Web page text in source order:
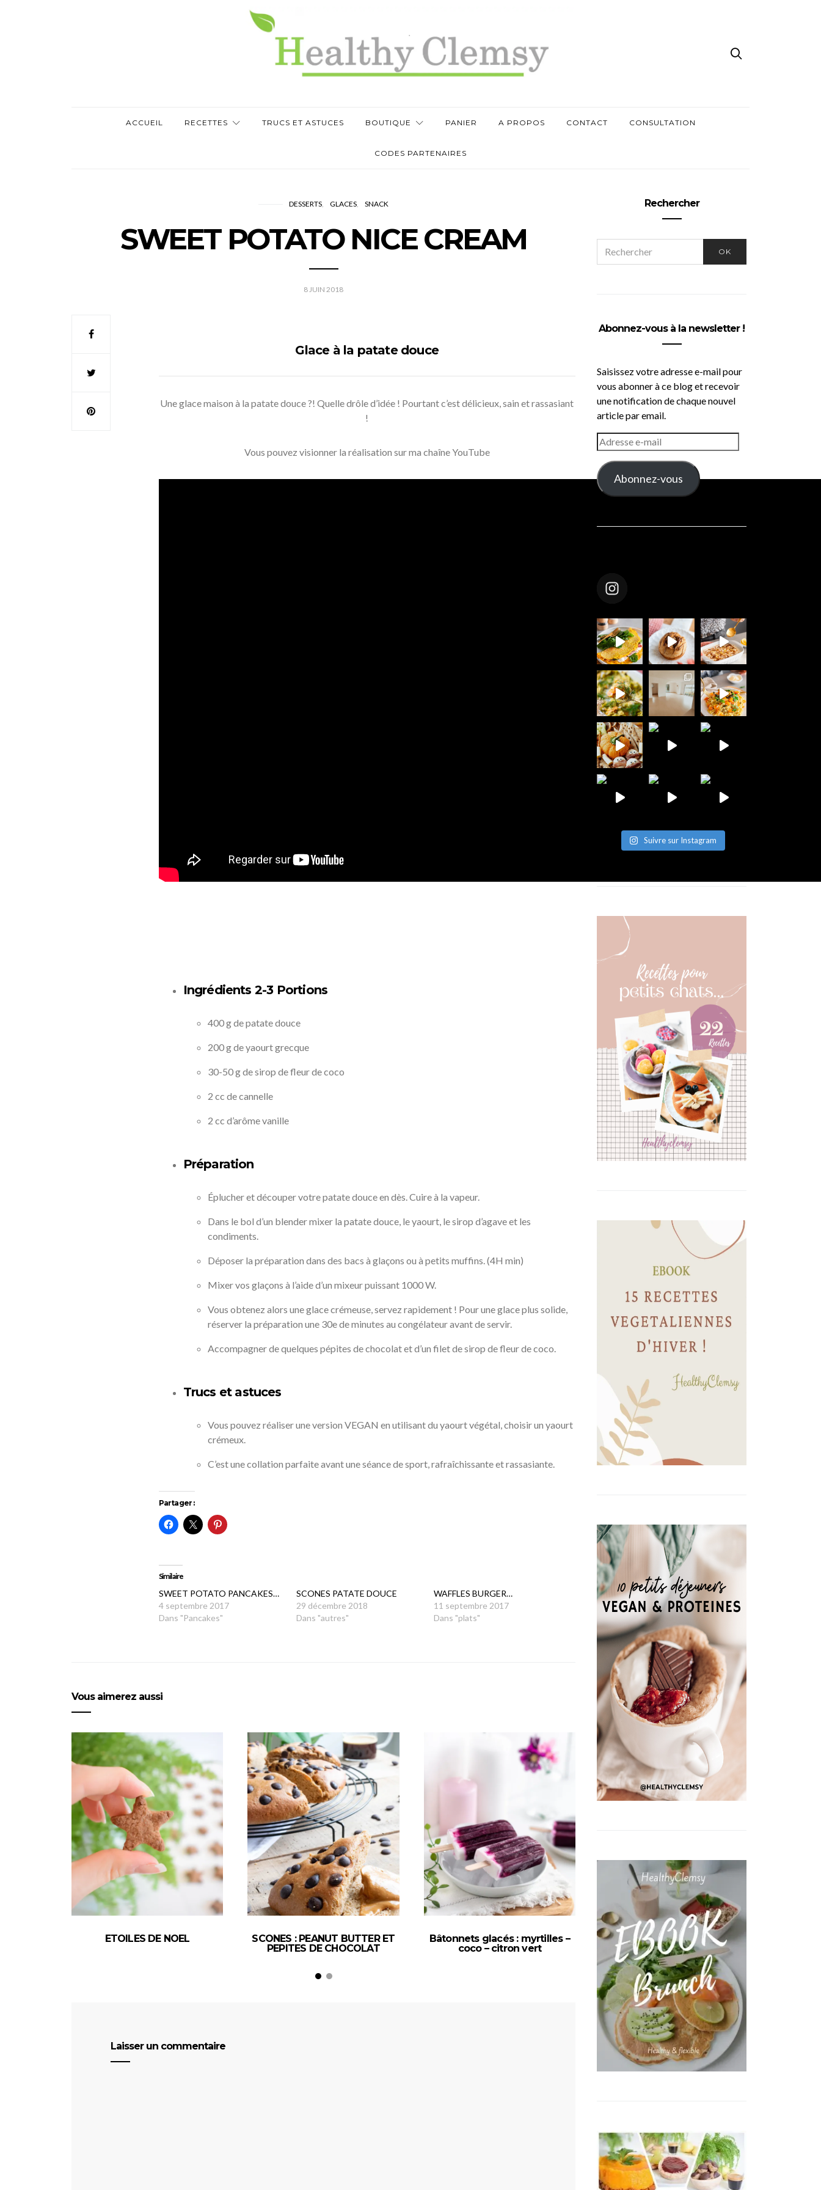
ACCUEIL RECETTES TRUCS ET ASTUCES BOUTIQUE PANIER A PROPOS CONTACT CONSULTATION
CODES PARTENAIRES
DESSERTS GLACES SNACK
SWEET POTATO NICE CREAM
8 JUIN 2018
Glace à la patate douce
Une glace maison à la patate douce ?! Quelle drôle d’idée ! Pourtant c’est délicieux, sain et rassasiant
!
Vous pouvez visionner la réalisation sur ma chaîne YouTube
Ingrédients 2-3 Portions
400 g de patate douce
200 g de yaourt grecque
30-50 g de sirop de fleur de coco
2 cc de cannelle
2 cc d’arôme vanille
Préparation
Éplucher et découper votre patate douce en dès. Cuire à la vapeur.
Dans le bol d’un blender mixer la patate douce, le yaourt, le sirop d’agave et les
condiments.
Déposer la préparation dans des bacs à glaçons ou à petits muffins. (4H min)
Mixer vos glaçons à l’aide d’un mixeur puissant 1000 W.
Vous obtenez alors une glace crémeuse, servez rapidement ! Pour une glace plus solide,
réserver la préparation une 30e de minutes au congélateur avant de servir.
Accompagner de quelques pépites de chocolat et d’un filet de sirop de fleur de coco.
Trucs et astuces
Vous pouvez réaliser une version VEGAN en utilisant du yaourt végétal, choisir un yaourt
crémeux.
C’est une collation parfaite avant une séance de sport, rafraîchissante et rassasiante.
Partager :
Similaire
SWEET POTATO PANCAKES…
4 septembre 2017
Dans "Pancakes"
SCONES PATATE DOUCE
29 décembre 2018
Dans "autres"
WAFFLES BURGER…
11 septembre 2017
Dans "plats"
Vous aimerez aussi
ETOILES DE NOEL
SCONES : PEANUT BUTTER ET
PEPITES DE CHOCOLAT
Bâtonnets glacés : myrtilles –
coco – citron vert
BROOKIES
Laisser un commentaire
Rechercher
FOR:
OK
Abonnez-vous à la newsletter !
Saisissez votre adresse e-mail pour
vous abonner à ce blog et recevoir
une notification de chaque nouvel
article par email.
ADRESSE
E-
MAIL
Abonnez-vous
Suivre sur Instagram